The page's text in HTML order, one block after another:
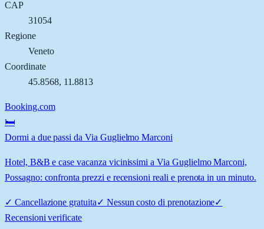
CAP
31054
Regione
Veneto
Coordinate
45.8568, 11.8813
Booking.com
🛏️
Dormi a due passi da Via Guglielmo Marconi
Hotel, B&B e case vacanza vicinissimi a Via Guglielmo Marconi,
Possagno: confronta prezzi e recensioni reali e prenota in un minuto.
✓ Cancellazione gratuita✓ Nessun costo di prenotazione✓
Recensioni verificate